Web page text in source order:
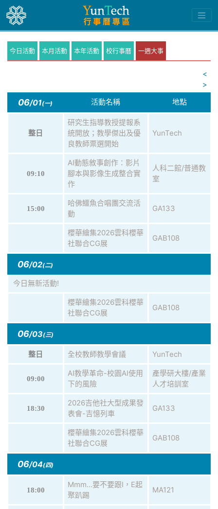
今日活動 本月活動 本年活動 校行事曆 一週大事
<
>
06/01(一) 活動名稱 地點
整日
研究生指導教授提報系
統開放；教學傑出及優
良教師票選開始
YunTech
09:10
AI動態敘事創作：影片
腳本與影像生成整合實
作
人科二館/普通教
室
15:00
哈佛鱷魚合唱團交流活
動
GA133
櫻華繪集2026雲科櫻華
社聯合CG展
GAB108
06/02(二)
今日無新活動!
櫻華繪集2026雲科櫻華
社聯合CG展
GAB108
06/03(三)
整日 全校教師教學會議 YunTech
09:00
AI教學革命-校園AI使用
下的風險
產學研大樓/產業
人才培訓室
18:30
2026吉他社大型成果發
表會-吉憶列車
GA133
櫻華繪集2026雲科櫻華
社聯合CG展
GAB108
06/04(四)
18:00
Mmm…要不要跟I，E起
聚趴踢
MA121